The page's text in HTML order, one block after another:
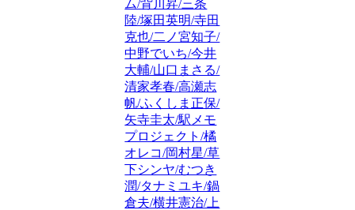
ム/背川昇/三条
陸/塚田英明/寺田
克也/二ノ宮知子/
中野でいち/今井
大輔/山口まさる/
清家孝春/高瀬志
帆/ふくしま正保/
矢寺圭太/駅メモ
プロジェクト/橘
オレコ/岡村星/草
下シンヤ/むつき
潤/タナミユキ/鍋
倉夫/横井憲治/上